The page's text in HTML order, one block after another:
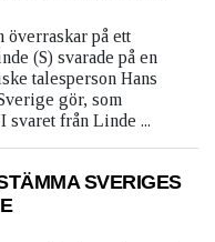
överraskar på ett
(S) svarade på en
talesperson Hans
gör, som
svaret från Linde ...
SVERIGES